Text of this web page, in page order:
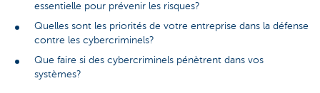
essentielle pour prévenir les risques?
Quelles sont les priorités de votre entreprise dans la défense
contre les cybercriminels?
Que faire si des cybercriminels pénètrent dans vos
systèmes?